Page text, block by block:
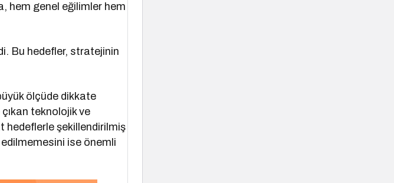
hem genel eğilimler hem
Bu hedefler, stratejinin
ölçüde dikkate
çıkan teknolojik ve
hedeflerle şekillendirilmiş
ise önemli